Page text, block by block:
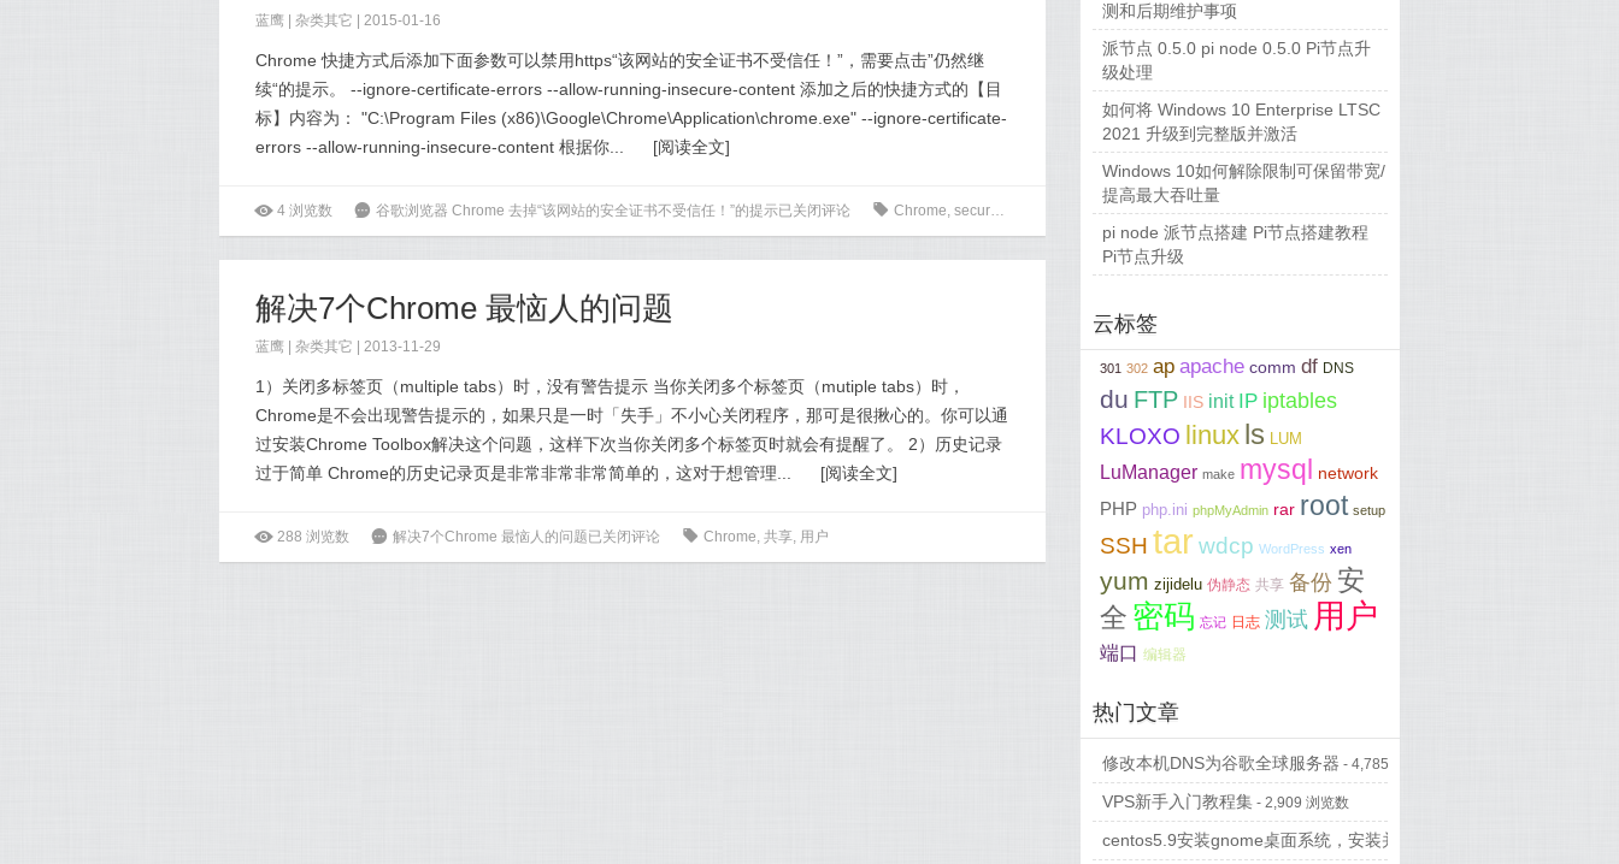
蓝鹰 | 杂类其它 | 2015-01-16
Chrome 快捷方式后添加下面参数可以禁用https“该网站的安全证书不受信任！”，需要点击”仍然继
续“的提示。 --ignore-certificate-errors --allow-running-insecure-content 添加之后的快捷方式的【目
标】内容为： "C:\Program Files (x86)\Google\Chrome\Application\chrome.exe" --ignore-certificate-
errors --allow-running-insecure-content 根据你...
[阅读全文]
ė 4 浏览数 6 谷歌浏览器 Chrome 去掉“该网站的安全证书不受信任！”的提示已关闭评论 0 Chrome, secure ,
解决7个Chrome 最恼人的问题
蓝鹰 | 杂类其它 | 2013-11-29
1）关闭多标签页（multiple tabs）时，没有警告提示 当你关闭多个标签页（mutiple tabs）时，
Chrome是不会出现警告提示的，如果只是一时「失手」不小心关闭程序，那可是很揪心的。你可以通
过安装Chrome Toolbox解决这个问题，这样下次当你关闭多个标签页时就会有提醒了。 2）历史记录
过于简单 Chrome的历史记录页是非常非常非常简单的，这对于想管理...
[阅读全文]
ė 288 浏览数 6 解决7个Chrome 最恼人的问题已关闭评论 0 Chrome, 共享, 用户
测和后期维护事项
派节点 0.5.0 pi node 0.5.0 Pi节点升
级处理
如何将 Windows 10 Enterprise LTSC
2021 升级到完整版并激活
Windows 10如何解除限制可保留带宽/
提高最大吞吐量
pi node 派节点搭建 Pi节点搭建教程
Pi节点升级
云标签
301 302 ap apache comm df DNS
du FTP IIS init IP iptables
KLOXO linux ls LUM
LuManager make mysql network
PHP php.ini phpMyAdmin rar root setup
SSH tar wdcp WordPress xen
yum zijidelu 伪静态 共享 备份 安
全 密码 忘记 日志 测试 用户
端口 编辑器
热门文章
修改本机DNS为谷歌全球服务器 - 4,785 浏览数
VPS新手入门教程集 - 2,909 浏览数
centos5.9安装gnome桌面系统，安装并配置vncserver...